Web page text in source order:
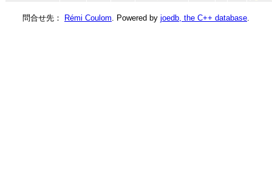
問合せ先： Rémi Coulom . Powered by joedb, the C++ database